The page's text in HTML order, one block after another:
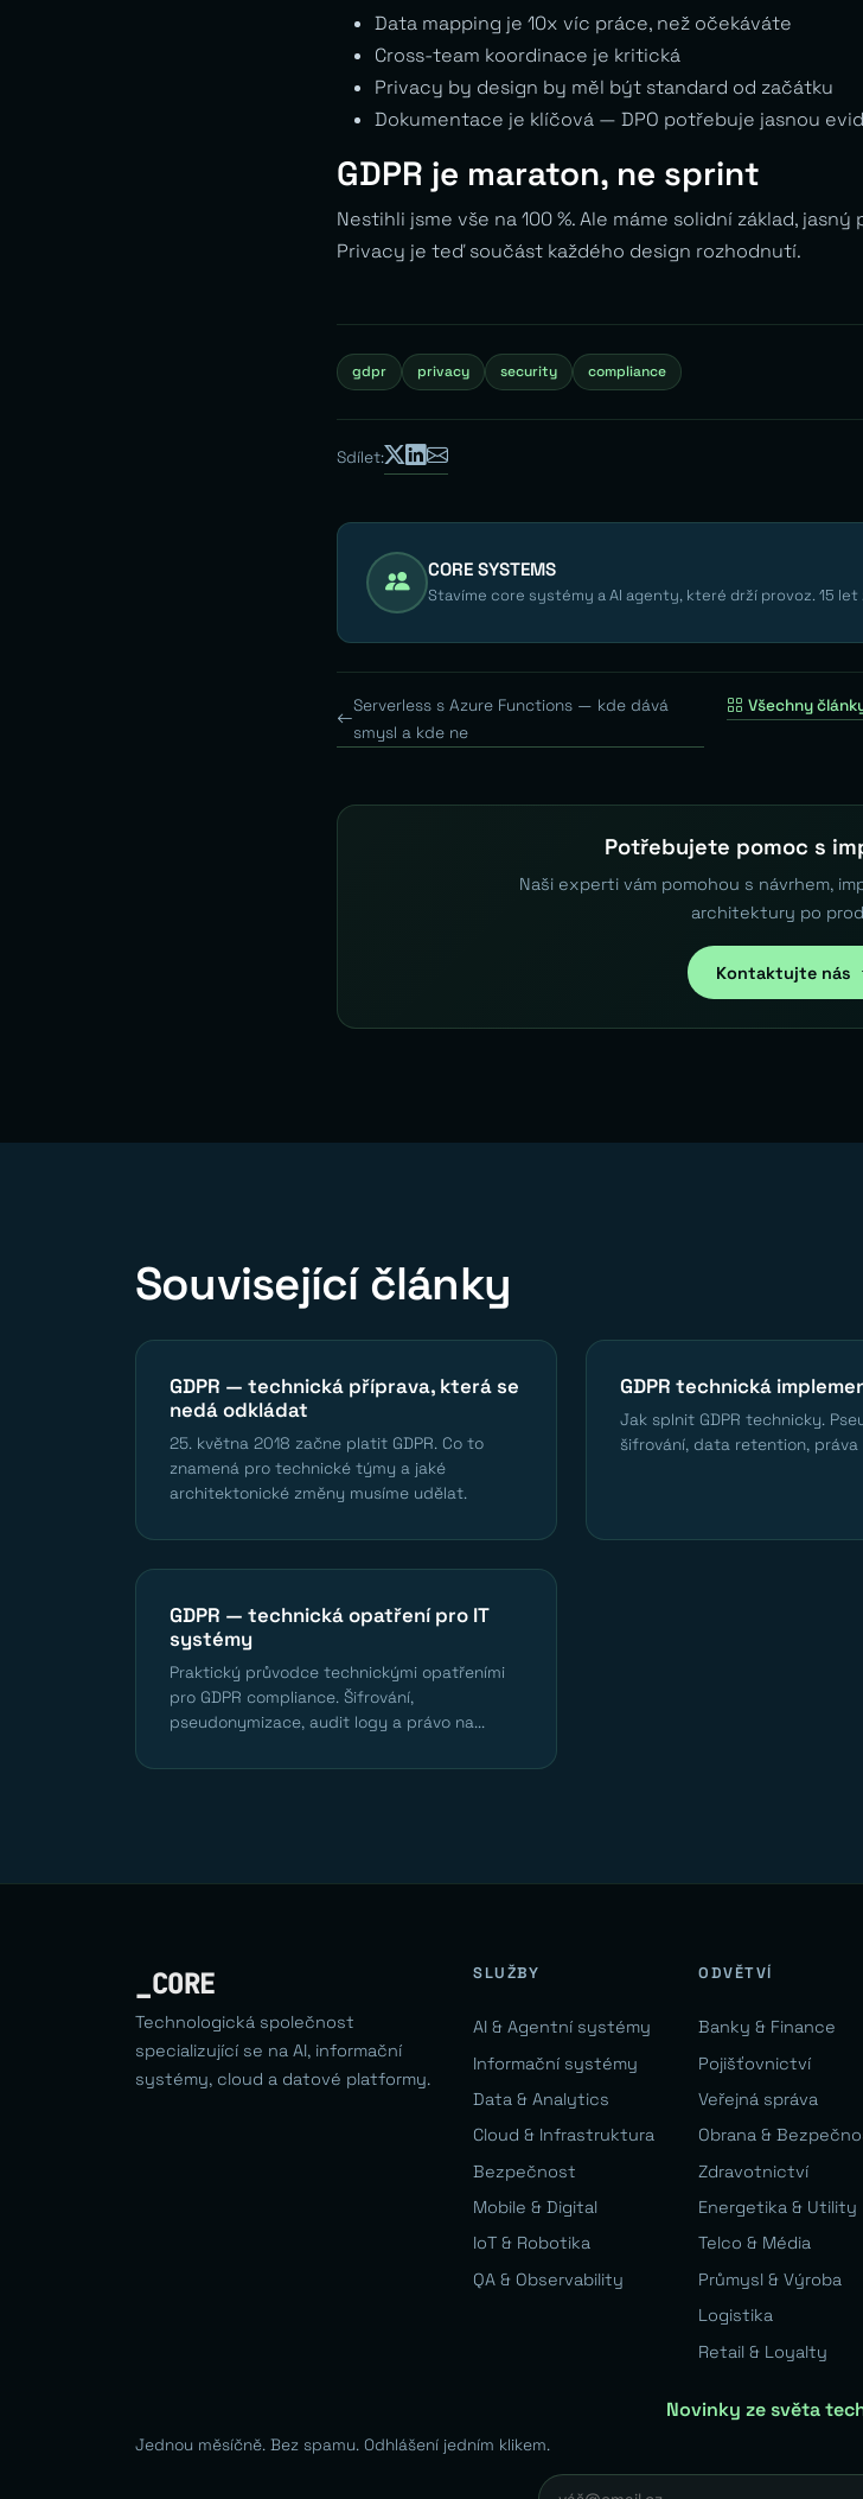
Data mapping je 10x víc práce, než očekáváte
Cross-team koordinace je kritická
Privacy by design by měl být standard od začátku
Dokumentace je klíčová — DPO potřebuje jasnou
GDPR je maraton, ne sprint
Nestihli jsme vše na 100 %. Ale máme solidní základ,
Privacy je teď součást každého design rozhodnutí.
gdpr privacy security compliance
Sdílet:
CORE SYSTEMS
Stavíme core systémy a AI agenty, které drží provoz. 15
Serverless s Azure Functions — kde dává
smysl a kde ne
Všechny
Potřebujete pomoc s
Naši experti vám pomohou s návrhem,
architektury po
Kontaktujte nás
Související články
GDPR — technická příprava, která se
nedá odkládat
25. května 2018 začne platit GDPR. Co to
znamená pro technické týmy a jaké
architektonické změny musíme udělat.
GDPR technická
Jak splnit GDPR technicky.
šifrování, data retention, práva
GDPR — technická opatření pro IT
systémy
Praktický průvodce technickými opatřeními
pro GDPR compliance. Šifrování,
pseudonymizace, audit logy a právo na...
_CORE
Technologická společnost
specializující se na AI, informační
systémy, cloud a datové platformy.
SLUŽBY
AI & Agentní systémy
Informační systémy
Data & Analytics
Cloud & Infrastruktura
Bezpečnost
Mobile & Digital
IoT & Robotika
QA & Observability
ODVĚTVÍ
Banky & Finance
Pojišťovnictví
Veřejná správa
Obrana &
Zdravotnictví
Energetika & Utility
Telco & Média
Průmysl & Výroba
Logistika
Retail & Loyalty
Novinky ze světa
Jednou měsíčně. Bez spamu. Odhlášení jedním klikem.